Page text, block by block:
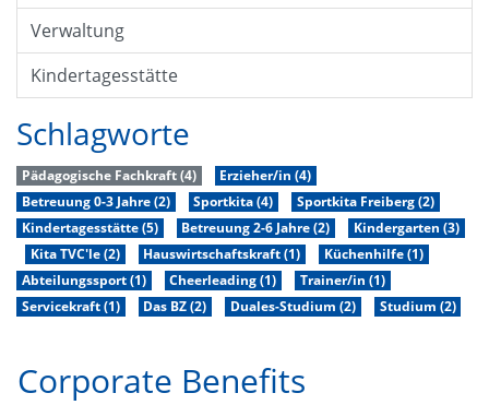
Verwaltung
Kindertagesstätte
Schlagworte
Pädagogische Fachkraft (4)
Erzieher/in (4)
Betreuung 0-3 Jahre (2)
Sportkita (4)
Sportkita Freiberg (2)
Kindertagesstätte (5)
Betreuung 2-6 Jahre (2)
Kindergarten (3)
Kita TVC'le (2)
Hauswirtschaftskraft (1)
Küchenhilfe (1)
Abteilungssport (1)
Cheerleading (1)
Trainer/in (1)
Servicekraft (1)
Das BZ (2) Duales-Studium (2) Studium (2)
Corporate Benefits